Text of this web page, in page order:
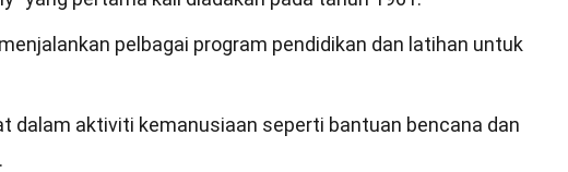
pelbagai program pendidikan dan latihan untuk
dalam aktiviti kemanusiaan seperti bantuan bencana dan